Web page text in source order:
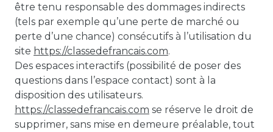
être tenu responsable des dommages indirects
(tels par exemple qu’une perte de marché ou
perte d’une chance) consécutifs à l’utilisation du
site https://classedefrancais.com.
Des espaces interactifs (possibilité de poser des
questions dans l’espace contact) sont à la
disposition des utilisateurs.
https://classedefrancais.com se réserve le droit de
supprimer, sans mise en demeure préalable, tout